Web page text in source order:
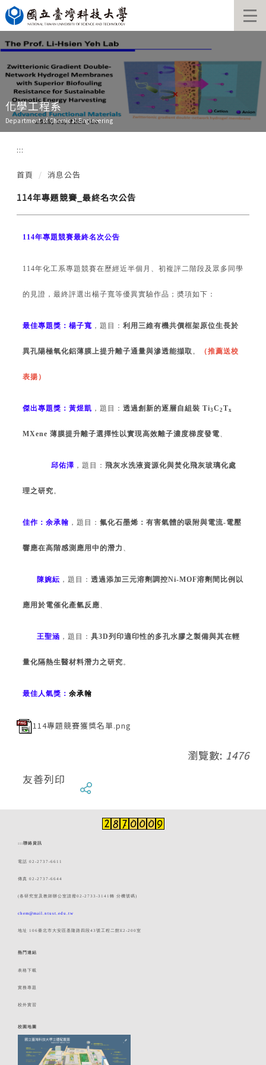
跳
到
主
要
內
容
區
化學工程系
Department of Chemical Engineering
:::
首頁 消息公告
114年專題競賽_最終名次公告
114年專題競賽最終名次公告
114年化工系專題競賽在歷經近半個月、初複評二階段及眾多同學
的見證，最終評選出楊子寬等優異實驗作品；奬項如下：
最佳專題獎： 楊子寬 ，題目： 利用三維有機共價框架原位生長於
異孔陽極氧化鋁薄膜上提升離子通量與滲透能擷取 。 （推薦送校
表揚）
傑出專題獎： 黃煜凱 ，題目： 透過創新的逐層自組裝 Ti3 C 2 Tx
MXene 薄膜提升離子選擇性以實現高效離子濃度梯度發電、
邱佑澤 ，題目： 飛灰水洗液資源化與焚化飛灰玻璃化處
理之研究。
佳作： 余承翰 ，題目： 氟化石墨烯：有害氣體的吸附與電流-電壓
響應在高階感測應用中的潛力 、
陳婉紜 ，題目： 透過添加三元溶劑調控Ni-MOF溶劑間比例以
應用於電催化產氫反應、
王聖涵 ，題目： 具3D列印適印性的多孔水膠之製備與其在輕
量化隔熱生醫材料潛力之研究。
最佳人氣獎： 余承翰
114專題競賽獲獎名單.png
瀏覽數: 1476
友善列印
::: 聯絡資訊
電話 02-2737-6611
傳真 02-2737-6644
(各研究室及教師辦公室請撥02-2733-3141轉 分機號碼)
chem@mail.ntust.edu.tw
地址 106臺北市大安區基隆路四段43號工程二館E2-200室
熱門連結
表格下載
實務專題
校外實習
校園地圖